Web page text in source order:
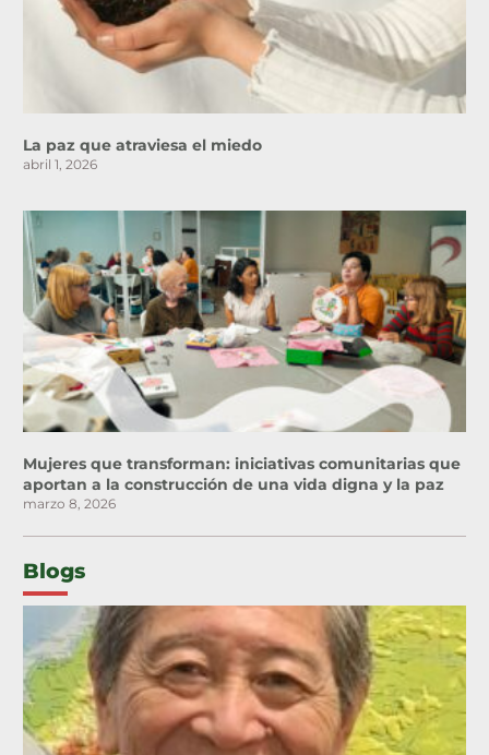
La paz que atraviesa el miedo
abril 1, 2026
Mujeres que transforman: iniciativas comunitarias que
aportan a la construcción de una vida digna y la paz
marzo 8, 2026
Blogs